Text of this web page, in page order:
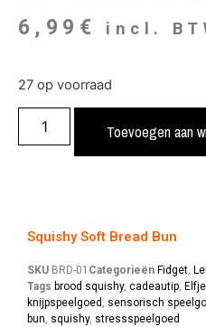
6,99 € incl.
27 op voorraad
Toevoegen aan
Squishy Soft Bread Bun
SKU BRD-01 Categorieën Fidget,
Tags brood squishy, cadeautip,
knijpspeelgoed , sensorisch
bun, squishy, stressspeelgoed